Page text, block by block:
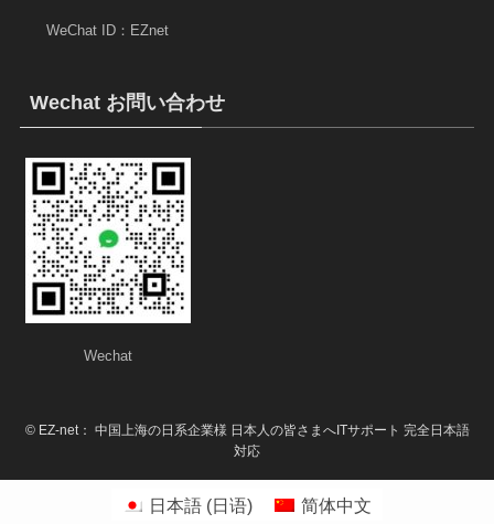
WeChat ID：EZnet
Wechat お問い合わせ
Wechat
©EZ-net： 中国上海の日系企業様 日本人の皆さまへITサポート 完全日本語
対応
日本語 (日语) 简体中文